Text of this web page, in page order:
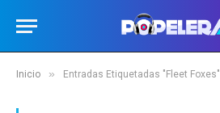
Inicio » Entradas Etiquetadas "Fleet Foxes"